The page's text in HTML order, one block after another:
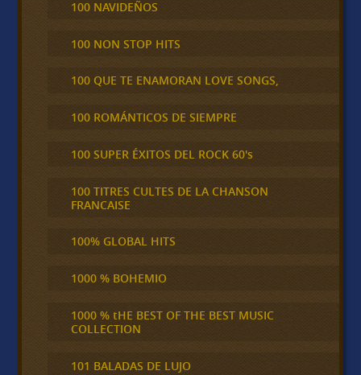
100 NAVIDEÑOS
100 NON STOP HITS
100 QUE TE ENAMORAN LOVE SONGS,
100 ROMÁNTICOS DE SIEMPRE
100 SUPER ÉXITOS DEL ROCK 60's
100 TITRES CULTES DE LA CHANSON
FRANCAISE
100% GLOBAL HITS
1000 % BOHEMIO
1000 % tHE BEST OF THE BEST MUSIC
COLLECTION
101 BALADAS DE LUJO